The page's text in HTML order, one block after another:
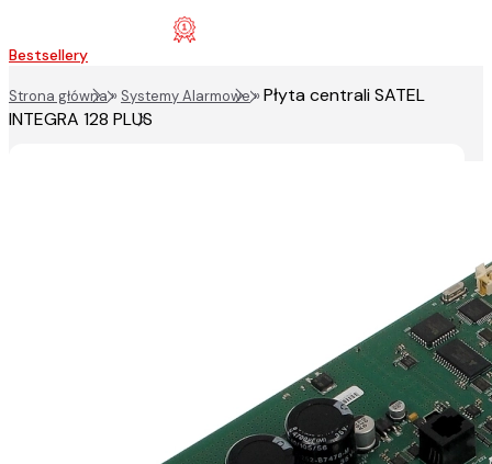
Bestsellery
Strona główna» Systemy Alarmowe»Płyta centrali SATEL
INTEGRA 128 PLUS